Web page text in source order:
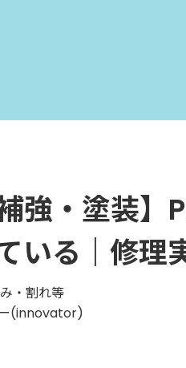
補強・塗装
いる｜修理
・割れ等
ー(innovator)